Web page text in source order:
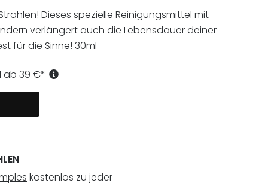
Dieses spezielle Reinigungsmittel mit
verlängert auch die Lebensdauer deiner
für die Sinne! 30ml
ab 39 €*
kostenlos zu jeder